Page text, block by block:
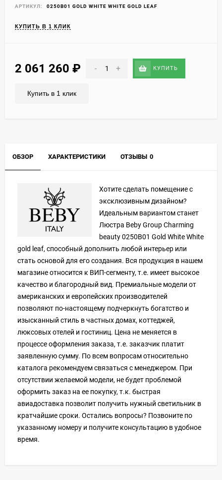
АРТИКУЛ: 0250B01 GOLD WHITE WHITE GOLD LEAF
КУПИТЬ В 1 КЛИК
2 061 260 ₽ - + КУПИТЬ
Купить в 1 клик
ОБЗОР ХАРАКТЕРИСТИКИ ОТЗЫВЫ 0
Хотите сделать помещение с
эксклюзивным дизайном?
Идеальным вариантом станет
Люстра Beby Group Charming
beauty 0250B01 Gold White White
gold leaf, способный дополнить любой интерьер или
стать основой для его создания. Вся продукция в нашем
магазине относится к ВИП-сегменту, т.е. имеет высокое
качество и благородный вид. Премиальные модели от
американских и европейских производителей
позволяют по-настоящему подчеркнуть богатство и
изысканный стиль в частных домах, коттеджей,
люксовых отелей и гостиниц. Цена не меняется в
процессе оформления заказа, т.е. заказчик платит
заявленную сумму. По всем вопросам относительно
каталога рекомендуем связаться с менеджером. При
отсутствии желаемой модели, не будет проблемой
оформить заказ на ее покупку, т.к. быстрая
авиадоставка позволит получить нужный светильник в
кратчайшие сроки. Остались вопросы? Позвоните по
указанному номеру и получите консультацию в удобное
время.